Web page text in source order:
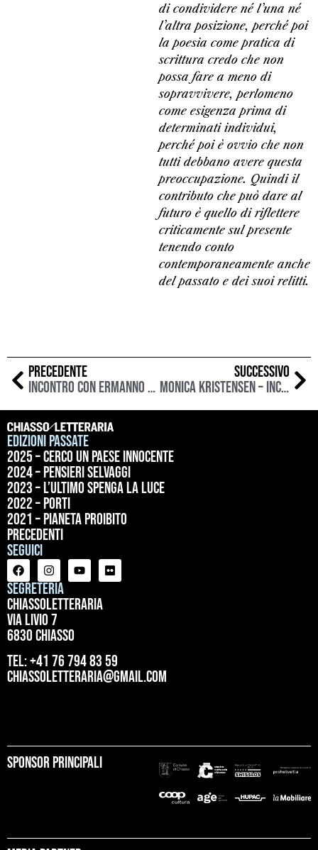
di condividere né l’una né
l’altra posizione, perché poi
la poesia come pratica di
scrittura credo che non
possa fare a meno di
sopravvivere, perlomeno
come esigenza prima di
determinati individui,
perché poi è ovvio che non
tutti debbano avere questa
preoccupazione. Quindi il
contributo che può dare al
futuro è quello di riflettere
criticamente sul presente
tenendo conto
contemporaneamente anche
del passato e dei suoi relitti.
PRECEDENTE
Incontro con Ermanno Cavazzoni: “Immaginare come sarà il futuro è un esercizio bellissimo.”
SUCCESSIVO
Monica Kristensen – Incontro con una regina dei ghiacci
Edizioni passate
2025 – Cerco un paese innocente
2024 – Pensieri selvaggi
2023 – L’ultimo spenga la luce
2022 – Porti
2021 – Pianeta proibito
precedenti
Seguici
Segreteria
ChiassoLetteraria
Via Livio 7
6830 Chiasso
tel: +41 76 794 83 59
chiassoletteraria@gmail.com
Sponsor principali